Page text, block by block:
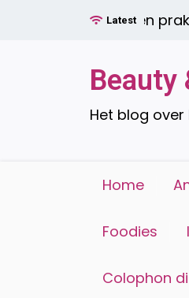
Latest
boren: stijlvol én
Beauty
Het blog
Home
Foodies
Colophon